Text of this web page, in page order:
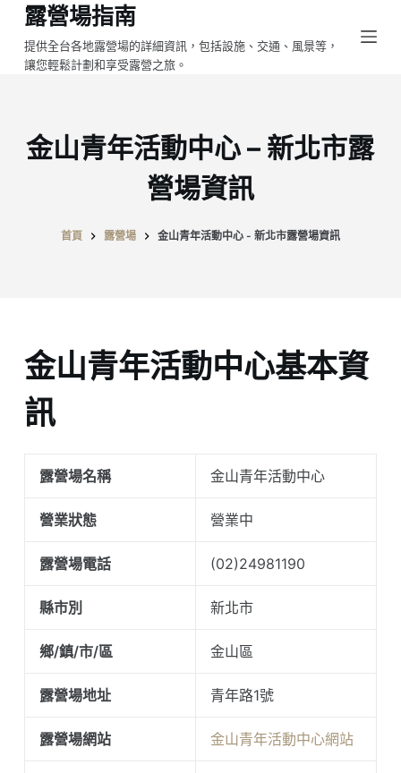
跳
至
主
容
露營場指南
提供全台各地露營場的詳細資訊，包括設施、交通、風景等，
讓您輕鬆計劃和享受露營之旅。
金山青年活動中心 – 新北市露
營場資訊
首頁 露營場 金山青年活動中心 - 新北市露營場資訊
金山青年活動中心基本資
訊
露營場名稱 金山青年活動中心
營業狀態 營業中
露營場電話 (02)24981190
縣市別 新北市
鄉/鎮/市/區 金山區
露營場地址 青年路1號
露營場網站 金山青年活動中心網站